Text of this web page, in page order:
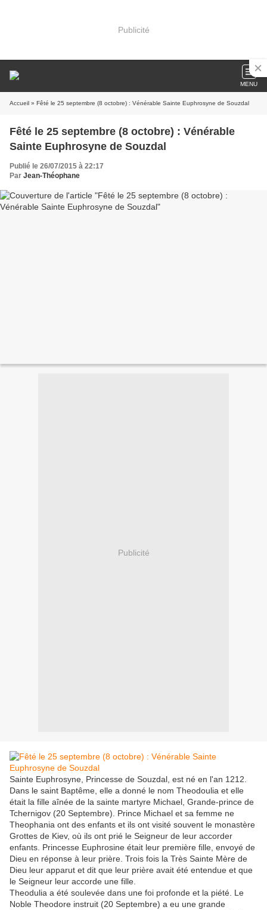
Publicité
MENU
Accueil » Fêté le 25 septembre (8 octobre) : Vénérable Sainte Euphrosyne de Souzdal
Fêté le 25 septembre (8 octobre) : Vénérable
Sainte Euphrosyne de Souzdal
Publié le 26/07/2015 à 22:17
Par Jean-Théophane
Publicité
Sainte Euphrosyne, Princesse de Souzdal, est né en l'an 1212.
Dans le saint Baptême, elle a donné le nom Theodoulia et elle
était la fille aînée de la sainte martyre Michael, Grande-prince de
Tchernigov (20 Septembre). Prince Michael et sa femme ne
Theophania ont des enfants et ils ont visité souvent le monastère
Grottes de Kiev, où ils ont prié le Seigneur de leur accorder
enfants. Princesse Euphrosine était leur première fille, envoyé de
Dieu en réponse à leur prière. Trois fois la Très Sainte Mère de
Dieu leur apparut et dit que leur prière avait été entendue et que
le Seigneur leur accorde une fille.
Theodulia a été soulevée dans une foi profonde et la piété. Le
Noble Theodore instruit (20 Septembre) a eu une grande